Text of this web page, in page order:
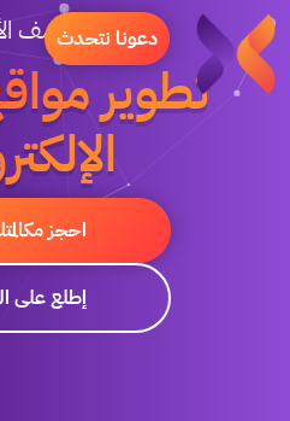
دعونا نتحدثإكتشف
تطوير
احجز
إطلع على